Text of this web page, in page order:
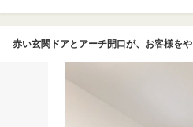
赤い玄関ドアとアーチ開口が、お客様を